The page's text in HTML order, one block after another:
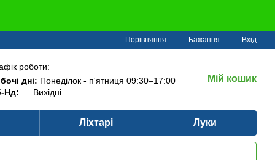
Порівняння Бажання Вхід
роботи:
дні: Понеділок - п'ятниця 09:30–17:00
Нд:
Вихідні
Мій кошик
Ліхтарі Луки